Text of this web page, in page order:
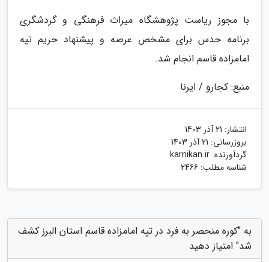
با مجوز ریاست پژوهشگاه میراث فرهنگی و گردشگری
برنامه حدس برای مشخص عرصه و پیشنهاد حریم تپه
امامزاده قاسم انجام شد.
منبع: کجارو / ایرنا
انتشار: 21 آذر 1403
بروزرسانی: 21 آذر 1403
گردآورنده: karnikan.ir
شناسه مطلب: 2466
به "کوره منحصر به فرد در تپه امامزاده قاسم استان البرز کشف
شد" امتیاز دهید